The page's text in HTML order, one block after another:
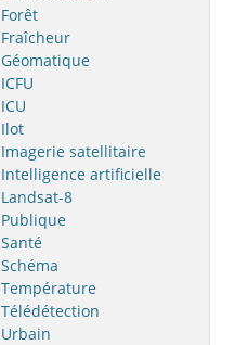
Forêt
Fraîcheur
Géomatique
ICFU
ICU
Ilot
Imagerie satellitaire
Intelligence artificielle
Landsat-8
Publique
Santé
Schéma
Température
Télédétection
Urbain